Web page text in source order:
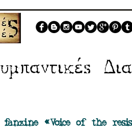
υμπαντικέs Δ
fanzine «Voice of the